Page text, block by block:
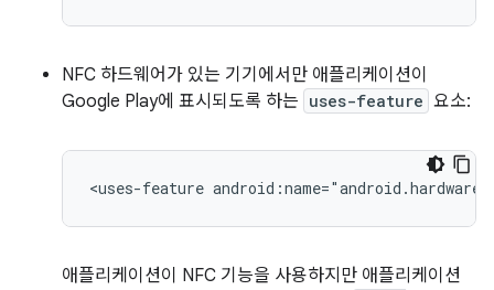
NFC 하드웨어가 있는 기기에서만 애플리케이션이
Google Play에 표시되도록 하는 uses-feature 요소:
<uses-feature
애플리케이션이 NFC 기능을 사용하지만 애플리케이션